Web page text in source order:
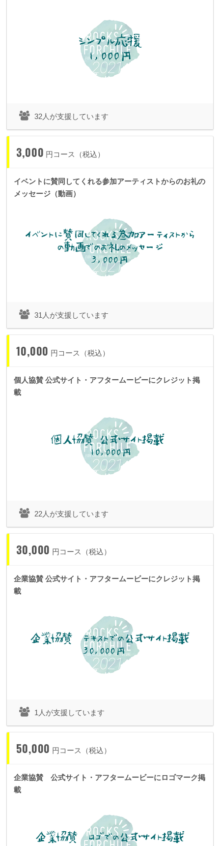
32人が支援しています
3,000 円コース（税込）
イベントに賛同してくれる参加アーティストからのお礼の
メッセージ（動画）
31人が支援しています
10,000 円コース（税込）
個人協賛 公式サイト・アフタームービーにクレジット掲
載
22人が支援しています
30,000 円コース（税込）
企業協賛 公式サイト・アフタームービーにクレジット掲
載
1人が支援しています
50,000 円コース（税込）
企業協賛 公式サイト・アフタームービーにロゴマーク掲
載